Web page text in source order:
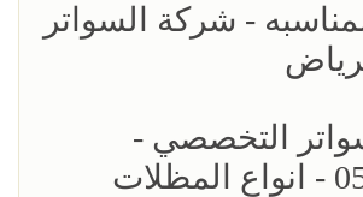
- شركة السواتر
التخصصي -
0500559613 - انواع المظلات